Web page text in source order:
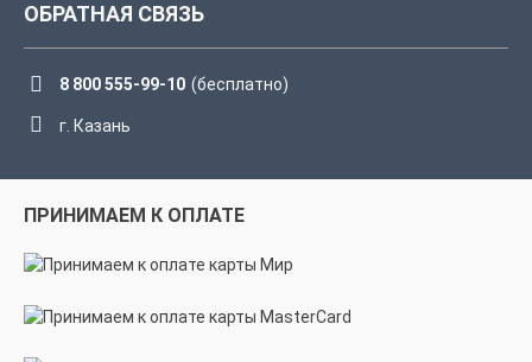
ОБРАТНАЯ СВЯЗЬ
8 800 555-99-10 (бесплатно)
г. Казань
ПРИНИМАЕМ К ОПЛАТЕ